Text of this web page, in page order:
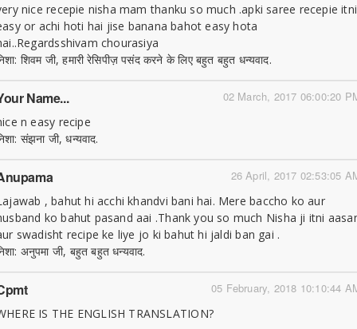
nice recepie nisha mam thanku so much .apki saree recepie itni
or achi hoti hai jise banana bahot easy hota
chourasiya
शिवम जी, हमारी रेसिपीज़ पसंद करने के लिए बहुत बहुत धन्यवाद.
02 March, 2017 06:00:20
Name...
n easy recipe
संझना जी, धन्यवाद.
26 April, 2017 02:53:05
, bahut hi acchi khandvi bani hai. Mere baccho ko aur
ko bahut pasand aai .Thank you so much Nisha ji itni
swadisht recipe ke liye jo ki bahut hi jaldi ban gai .
अनुपमा जी, बहुत बहुत धन्यवाद.
05 February, 2018 10:10:44
IS THE ENGLISH TRANSLATION?